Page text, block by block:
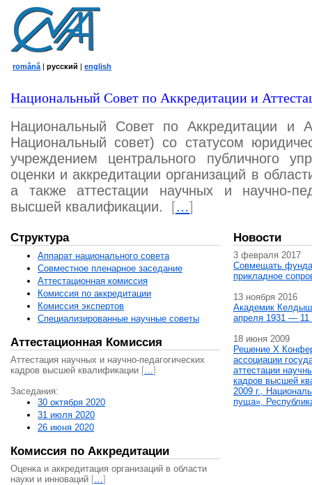
română | русский | english
Национальный Совет по Аккредитации и
Национальный Совет по Аккредитации и
Национальный совет) со статусом
учреждением центрального публичного
оценки и аккредитации организаций в
а также аттестации научных и научно-
высшей квалификации.
[…]
Структура
Аппарат национального совета
Совместное пленарное заседание
Аттестационная комисcия
Комиссия по аккредитации
Комиссия экспертов
Специализированные научные советы
Аттестационная Комиссия
Аттестация научных и научно-педагогических
кадров высшей квалификации […]
Заседания:
30 октября 2020
31 июля 2020
26 июня 2020
Комиссия по Аккредитации
Оценка и аккредитация организаций в области
науки и инноваций […]
Новости
3 февраля 2017
Совмещать
прикладное
13 ноября 2016
Академик
апреля 1931 — 11
18 июня 2009
Решение X
ассоциации
аттестации
кадров высшей
2009 г.,
пуща»,